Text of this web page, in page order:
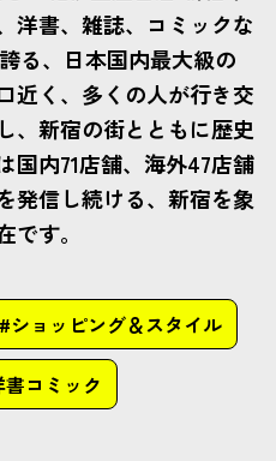
洋書、雑誌、コミックな
る、日本国内最大級の
近く、多くの人が行き交
、新宿の街とともに歴史
国内71店舗、海外47店舗
発信し続ける、新宿を象
す。
#ショッピング＆スタイル
書コミック